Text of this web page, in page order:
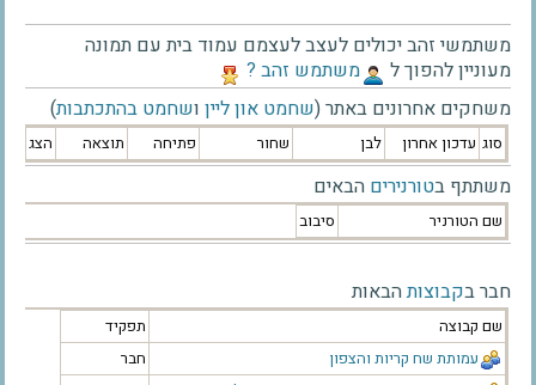
משתמשי זהב יכולים לעצב לעצמם עמוד בית עם תמונה
מעוניין להפוך ל
‫משתמש זהב ?‬
משחקים אחרונים באתר (שחמט און ליין ושחמט בהתכתבות)
סוג עדכון אחרון לבן שחור פתיחה תוצאה הצג
משתתף בטורנירים הבאים
שם הטורניר סיבוב
חבר בקבוצותהבאות
שם קבוצה
תפקיד
עמותת שח קריות והצפון
חבר